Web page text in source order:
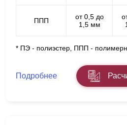
ППП
от 0,5 до
1,5 мм
* ПЭ - полиэстер, ППП -
Подробнее